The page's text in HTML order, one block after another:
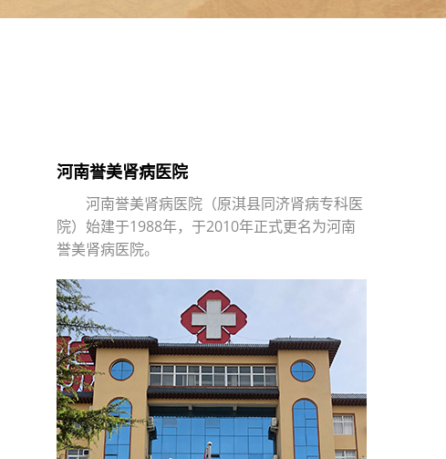
河南誉美肾病医院
河南誉美肾病医院（原淇县同济肾病专科医
院）始建于1988年，于2010年正式更名为河南
誉美肾病医院。